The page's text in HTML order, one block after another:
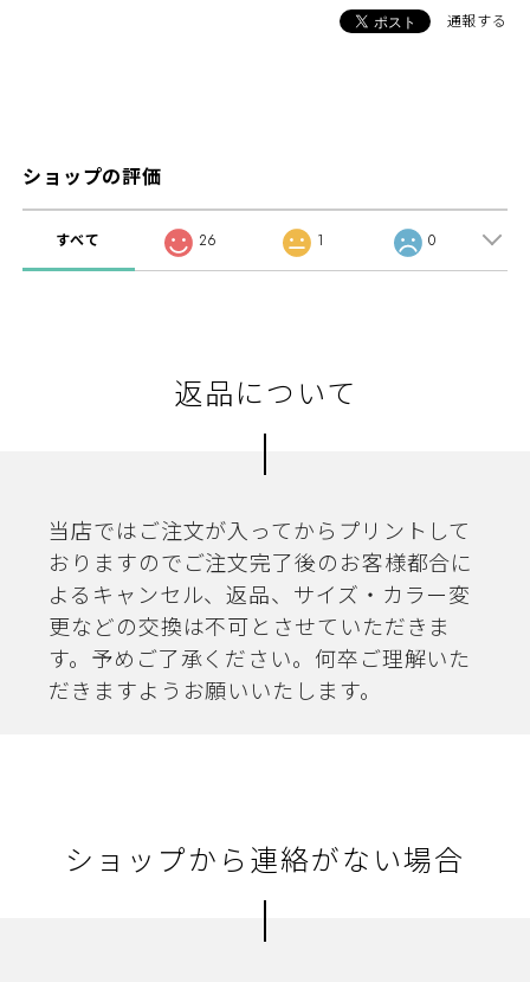
通報する
ショップの評価
すべて 26 1 0
返品について
当店ではご注文が入ってからプリントして
おりますのでご注文完了後のお客様都合に
よるキャンセル、返品、サイズ・カラー変
更などの交換は不可とさせていただきま
す。予めご了承ください。何卒ご理解いた
だきますようお願いいたします。
ショップから連絡がない場合